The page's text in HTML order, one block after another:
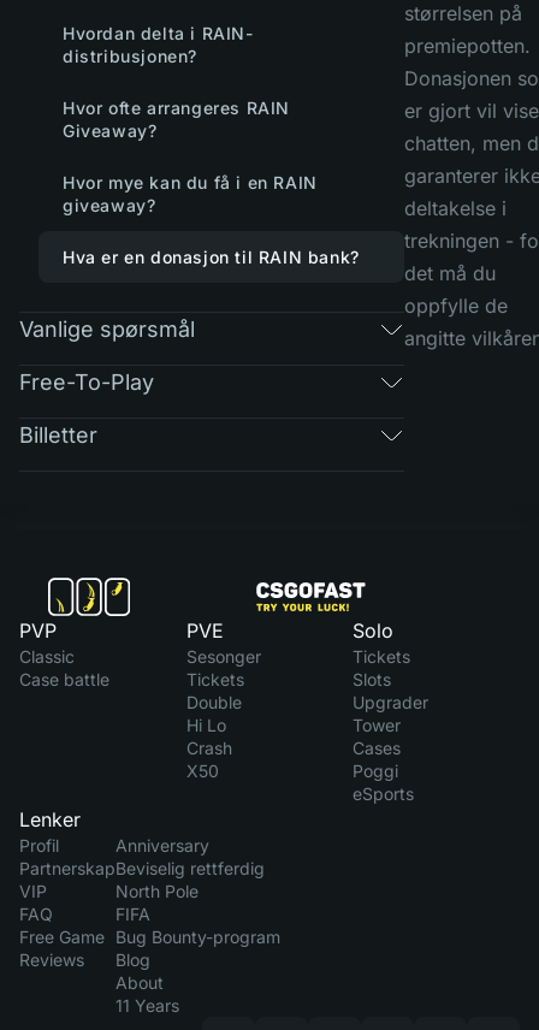
Hvordan delta i RAIN-
distribusjonen?
Hvor ofte arrangeres RAIN
Giveaway?
Hvor mye kan du få i en RAIN
giveaway?
Hva er en donasjon til RAIN bank?
Vanlige spørsmål
Free-To-Play
Billetter
størrelsen på
premiepotten.
Donasjonen
er gjort vil
chatten, men
garanterer
deltakelse i
trekningen -
det må du
oppfylle de
angitte
PVP
Classic
Case battle
PVE
Sesonger
Tickets
Double
Hi Lo
Crash
X50
Solo
Tickets
Slots
Upgrader
Tower
Cases
Poggi
eSports
Lenker
Profil
Partnerskap
VIP
FAQ
Free Game
Reviews
Anniversary
Beviselig rettferdig
North Pole
FIFA
Bug Bounty-program
Blog
About
11 Years